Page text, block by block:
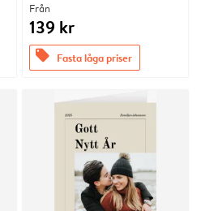
Från
139 kr
offers Fasta låga priser